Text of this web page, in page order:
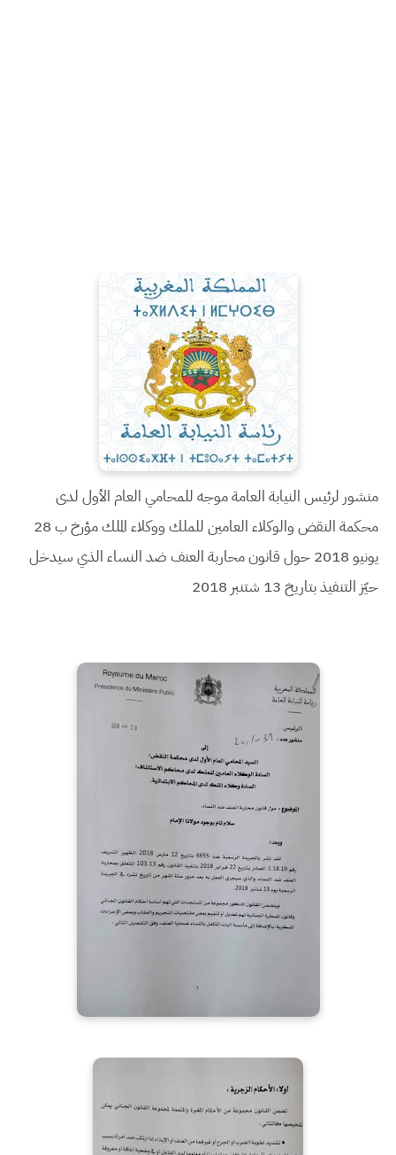
منشور لرئيس النيابة العامة موجه للمحامي العام الأول لدى
محكمة النقض والوكلاء العامين للملك ووكلاء الملك مؤرخ ب 28
يونيو 2018 حول قانون محاربة العنف ضد النساء الذي سيدخل
حيّز التنفيذ بتاريخ 13 شتنبر 2018